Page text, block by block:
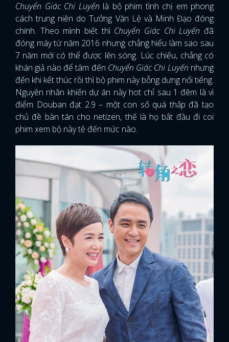
Chuyển Giác Chi Luyến là bộ phim tình chị em phong
cách trung niên do Tưởng Văn Lệ và Minh Đạo đóng
chính. Theo mình biết thì Chuyển Giác Chi Luyến đã
đóng máy từ năm 2016 nhưng chẳng hiểu làm sao sau
7 năm mới có thể được lên sóng. Lúc chiếu, chẳng có
khán giả nào để tâm đến Chuyển Giác Chi Luyến nhưng
đến khi kết thúc rồi thì bộ phim này bỗng dưng nổi tiếng.
Nguyên nhân khiến dự án này hot chỉ sau 1 đêm là vì
điểm Douban đạt 2.9 – một con số quá thấp đã tạo
chủ đề bàn tán cho netizen, thế là họ bắt đầu đi coi
phim xem bộ này tệ đến mức nào.